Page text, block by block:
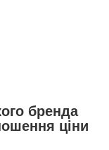
бренда
ціни